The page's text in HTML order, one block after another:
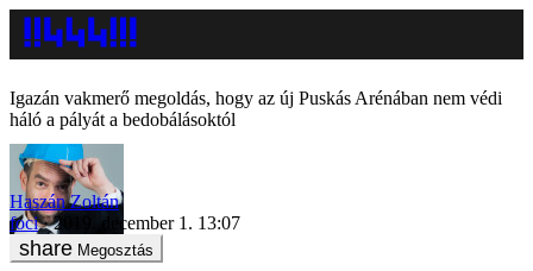
Igazán vakmerő megoldás, hogy az új Puskás Arénában nem védi
háló a pályát a bedobálásoktól
Haszán Zoltán
foci
2019. december 1. 13:07
Megosztás